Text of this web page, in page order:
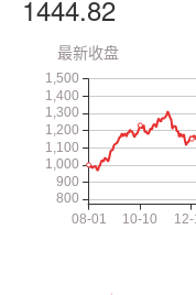
1444.82